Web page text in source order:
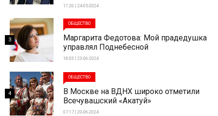
11:26 | 24-05-2024
ОБЩЕСТВО
Маргарита Федотова: Мой прадедушка
управлял Поднебесной
18:03 | 23-06-2024
3
ОБЩЕСТВО
В Москве на ВДНХ широко отметили
Всечувашский «Акатуй»
07:17 | 20-06-2024
4